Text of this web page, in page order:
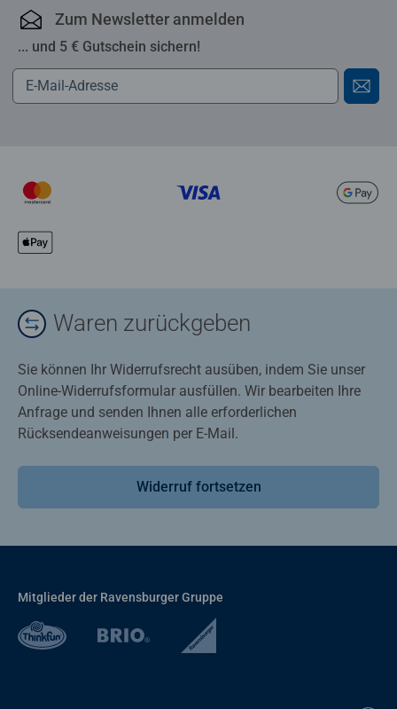
Zum Newsletter anmelden
... und 5 € Gutschein sichern!
Waren zurückgeben
Sie können Ihr Widerrufsrecht ausüben, indem Sie unser
Online-Widerrufsformular ausfüllen. Wir bearbeiten Ihre
Anfrage und senden Ihnen alle erforderlichen
Rücksendeanweisungen per E-Mail.
Widerruf fortsetzen
Mitglieder der Ravensburger Gruppe